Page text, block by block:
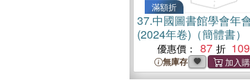
滿額折
37.中國圖書館學會年
(2024年卷)（簡體書）
優惠價： 87
無庫存